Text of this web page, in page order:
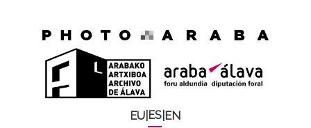
EU ES EN